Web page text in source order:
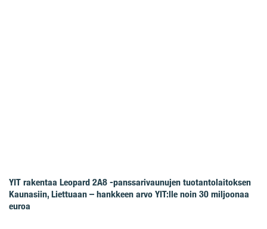
YIT rakentaa Leopard 2A8 -panssarivaunujen tuotantolaitoksen
Kaunasiin, Liettuaan – hankkeen arvo YIT:lle noin 30 miljoonaa
euroa